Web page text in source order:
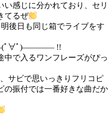
感じに分かれており、セリ
てるぜ
後日も同じ箱でライブをす
ﾟ∀ﾟ)―――― !!
中で入るワンフレーズがぴっ
サビで思いっきりフリコピ
の振付では一番好きな曲だか